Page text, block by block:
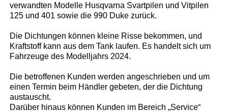
verwandten Modelle Husqvarna Svartpilen und Vitpilen
125 und 401 sowie die 990 Duke zurück.
Die Dichtungen können kleine Risse bekommen, und
Kraftstoff kann aus dem Tank laufen. Es handelt sich um
Fahrzeuge des Modelljahrs 2024.
Die betroffenen Kunden werden angeschrieben und um
einen Termin beim Händler gebeten, der die Dichtung
austauscht.
Darüber hinaus können Kunden im Bereich „Service“